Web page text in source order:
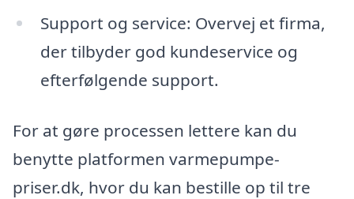
Support og service: Overvej et firma,
der tilbyder god kundeservice og
efterfølgende support.
For at gøre processen lettere kan du
benytte platformen varmepumpe-
priser.dk, hvor du kan bestille op til tre